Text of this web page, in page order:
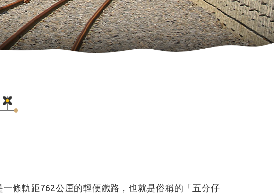
條軌距762公厘的輕便鐵路，也就是俗稱的「五分仔